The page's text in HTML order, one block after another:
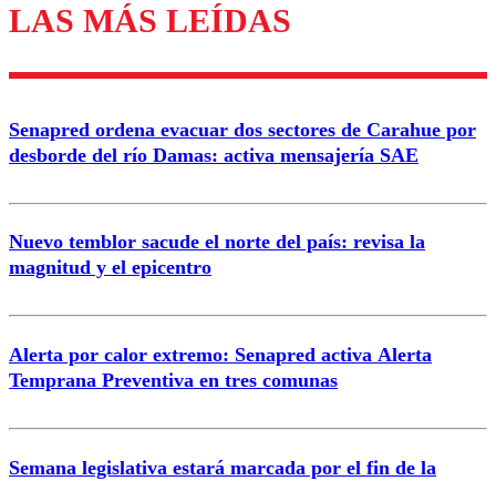
Los comentarios son moderados para garantizar un
diálogo respetuoso.
Correo
LAS MÁS LEÍDAS
Senapred ordena evacuar dos sectores de Carahue por
desborde del río Damas: activa mensajería SAE
Nuevo temblor sacude el norte del país: revisa la
magnitud y el epicentro
Alerta por calor extremo: Senapred activa Alerta
Temprana Preventiva en tres comunas
Semana legislativa estará marcada por el fin de la